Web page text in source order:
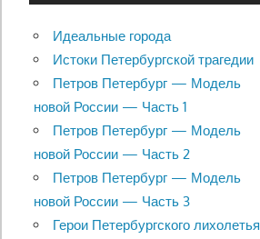
Идеальные города
Истоки Петербургской трагедии
Петров Петербург — Модель
новой России — Часть 1
Петров Петербург — Модель
новой России — Часть 2
Петров Петербург — Модель
новой России — Часть 3
Герои Петербургского лихолетья